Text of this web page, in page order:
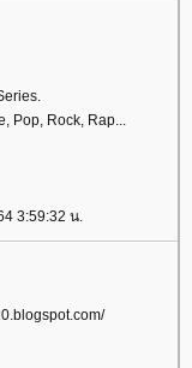
Pop, Rock, Rap...
3:59:32 น.